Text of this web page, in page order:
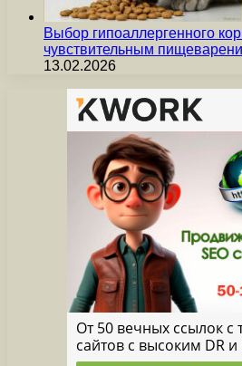
Выбор гипоаллергенного
чувствительным
13.02.2026